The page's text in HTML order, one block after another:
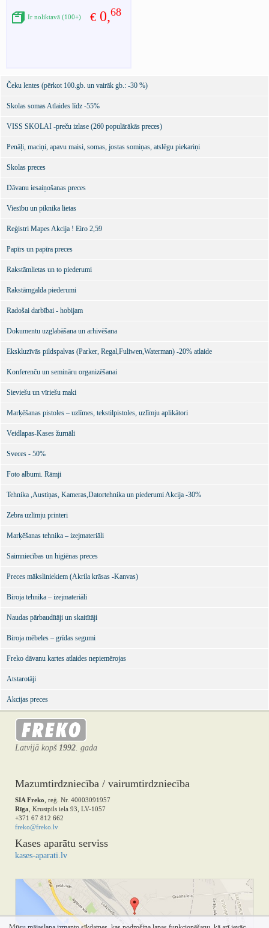
€ 0,68
Ir noliktavā (100+)
Čeku lentes (pērkot 100.gb. un vairāk gb.: -30 %)
Skolas somas Atlaides līdz -55%
VISS SKOLAI -preču izlase (260 populārākās preces)
Penāļi, maciņi, apavu maisi, somas, jostas somiņas, atslēgu piekariņi
Skolas preces
Dāvanu iesaiņošanas preces
Viesību un piknika lietas
Reģistri Mapes Akcija ! Eiro 2,59
Papīrs un papīra preces
Rakstāmlietas un to piederumi
Rakstāmgalda piederumi
Radošai darbībai - hobijam
Dokumentu uzglabāšana un arhivēšana
Ekskluzīvās pildspalvas (Parker, Regal,Fuliwen,Waterman) -20% atlaide
Konferenču un semināru organizēšanai
Sieviešu un vīriešu maki
Marķēšanas pistoles – uzlīmes, tekstilpistoles, uzlīmju aplikātori
Veidlapas-Kases žurnāli
Sveces - 50%
Foto albumi. Rāmji
Tehnika ,Austiņas, Kameras,Datortehnika un piederumi Akcija -30%
Zebra uzlīmju printeri
Marķēšanas tehnika – izejmateriāli
Saimniecības un higiēnas preces
Preces māksliniekiem (Akrila krāsas -Kanvas)
Biroja tehnika – izejmateriāli
Naudas pārbaudītāji un skaitītāji
Biroja mēbeles – grīdas segumi
Freko dāvanu kartes atlaides nepiemērojas
Atstarotāji
Akcijas preces
Latvijā kopš 1992. gada
Mazumtirdzniecība / vairumtirdzniecība
SIA Freko , reģ. Nr. 40003091957
Rīga , Krustpils iela 93, LV-1057
+371 67 812 662
freko@freko.lv
Kases aparātu serviss
kases-aparati.lv